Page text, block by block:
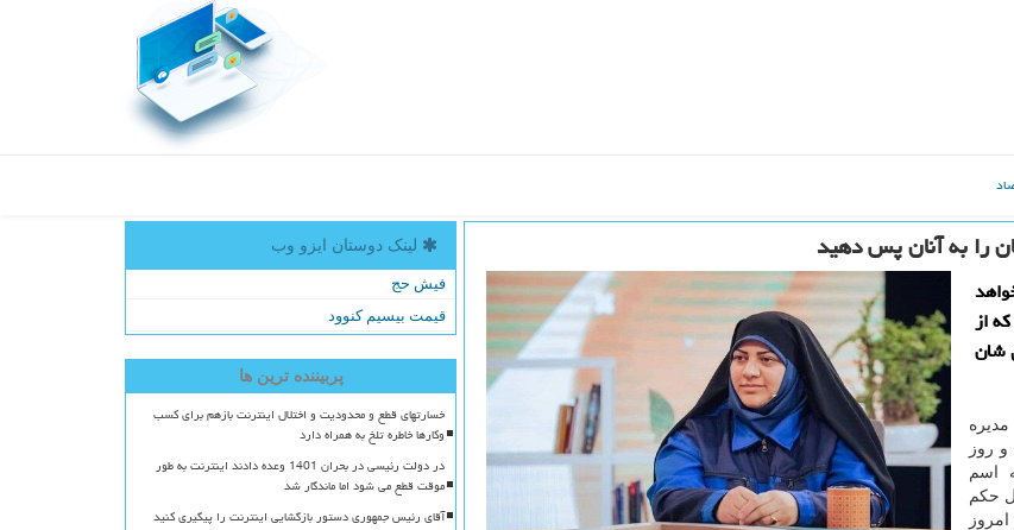
را به آنان پس دهید
از
شان
۱۱ اردیبهشت و روز
اسم
قبل حکم
لینک دوستان ایزو وب
فیش حج
قیمت بیسیم کنوود
پربیننده ترین ها
خسارتهای قطع و محدودیت و اختلال اینترنت بازهم برای کسب
وکارها خاطره تلخ به همراه دارد
در دولت رئیسی در بحران 1401 وعده دادند اینترنت به طور
موقت قطع می شود اما ماندگار شد
آقای رئیس جمهوری دستور بازگشایی اینترنت را پیگیری کنید